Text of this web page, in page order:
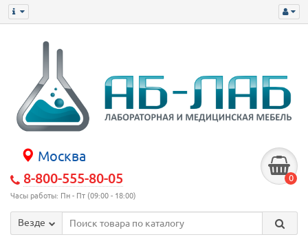
Москва
8-800-555-80-05
Часы работы: Пн - Пт (09:00 - 18:00)
0
Везде